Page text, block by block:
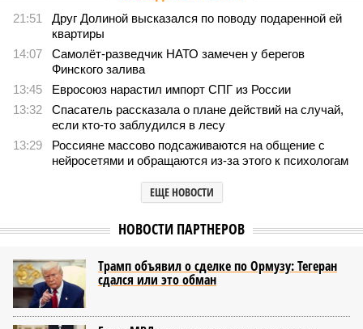
21:51
Друг Долиной высказался по поводу подаренной ей
квартиры
14:07
Самолёт-разведчик НАТО замечен у берегов
Финского залива
13:45
Евросоюз нарастил импорт СПГ из России
13:32
Спасатель рассказала о плане действий на случай,
если кто-то заблудился в лесу
13:29
Россияне массово подсаживаются на общение с
нейросетями и обращаются из-за этого к психологам
ЕЩЕ НОВОСТИ
НОВОСТИ ПАРТНЕРОВ
Трамп объявил о сделке по Ормузу: Тегеран
сдался или это обман